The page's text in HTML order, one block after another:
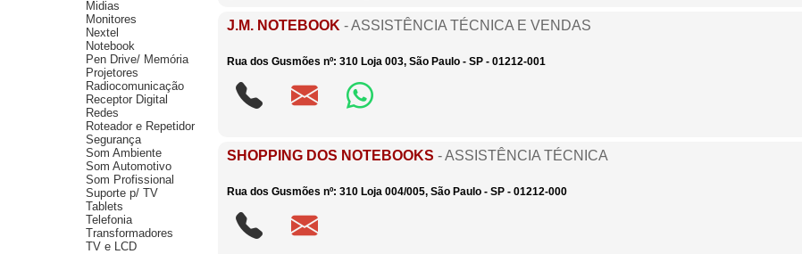
Midias
Monitores
Nextel
Notebook
Pen Drive/ Memória
Projetores
Radiocomunicação
Receptor Digital
Redes
Roteador e Repetidor
Segurança
Som Ambiente
Som Automotivo
Som Profissional
Suporte p/ TV
Tablets
Telefonia
Transformadores
TV e LCD
J.M. NOTEBOOK - ASSISTÊNCIA TÉCNICA E VENDAS
Rua dos Gusmões nº: 310 Loja 003, São Paulo - SP - 01212-001
SHOPPING DOS NOTEBOOKS - ASSISTÊNCIA TÉCNICA
Rua dos Gusmões nº: 310 Loja 004/005, São Paulo - SP - 01212-000